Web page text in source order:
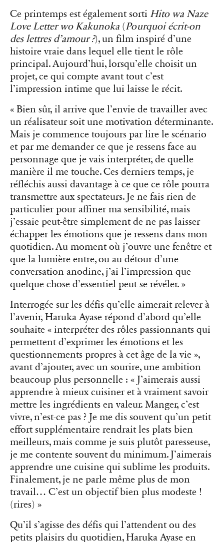
Ce printemps est également sorti Hito wa Naze
Love Letter wo Kakunoka (Pourquoi écrit-on
des lettres d’amour ?), un film inspiré d’une
histoire vraie dans lequel elle tient le rôle
principal. Aujourd’hui, lorsqu’elle choisit un
projet, ce qui compte avant tout c’est
l’impression intime que lui laisse le récit.
« Bien sûr, il arrive que l’envie de travailler avec
un réalisateur soit une motivation déterminante.
Mais je commence toujours par lire le scénario
et par me demander ce que je ressens face au
personnage que je vais interpréter, de quelle
manière il me touche. Ces derniers temps, je
réfléchis aussi davantage à ce que ce rôle pourra
transmettre aux spectateurs. Je ne fais rien de
particulier pour affiner ma sensibilité, mais
j’essaie peut-être simplement de ne pas laisser
échapper les émotions que je ressens dans mon
quotidien. Au moment où j’ouvre une fenêtre et
que la lumière entre, ou au détour d’une
conversation anodine, j’ai l’impression que
quelque chose d’essentiel peut se révéler. »
Interrogée sur les défis qu’elle aimerait relever à
l’avenir, Haruka Ayase répond d’abord qu’elle
souhaite « interpréter des rôles passionnants qui
permettent d’exprimer les émotions et les
questionnements propres à cet âge de la vie »,
avant d’ajouter, avec un sourire, une ambition
beaucoup plus personnelle : « J’aimerais aussi
apprendre à mieux cuisiner et à vraiment savoir
mettre les ingrédients en valeur. Manger, c’est
vivre, n’est-ce pas ? Je me dis souvent qu’un petit
effort supplémentaire rendrait les plats bien
meilleurs, mais comme je suis plutôt paresseuse,
je me contente souvent du minimum. J’aimerais
apprendre une cuisine qui sublime les produits.
Finalement, je ne parle même plus de mon
travail… C’est un objectif bien plus modeste !
(rires) »
Qu’il s’agisse des défis qui l’attendent ou des
petits plaisirs du quotidien, Haruka Ayase en